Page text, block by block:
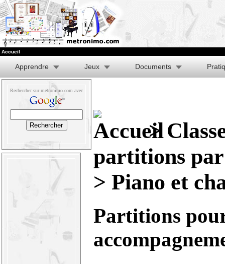
Accueil
Apprendre Jeux Documents
Rechercher sur metronimo.com avec
>
partitions
> Piano et
Partitions